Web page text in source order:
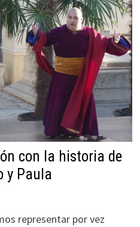
con la historia de
y Paula
representar por vez